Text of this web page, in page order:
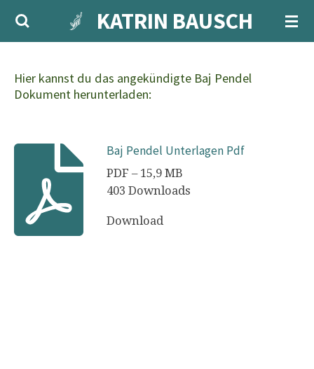
Zum
Hauptinhalt
KATRIN BAUSCH
Hier kannst du das angekündigte Baj Pendel
Dokument herunterladen:
Baj Pendel Unterlagen Pdf
PDF – 15,9 MB
403 Downloads
Download